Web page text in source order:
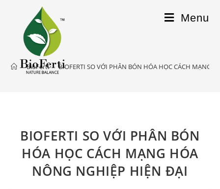
Menu
> BioFerti > BIOFERTI SO VỚI PHÂN BÓN HÓA HỌC CÁCH MẠNG
BIOFERTI SO VỚI PHÂN BÓN
HÓA HỌC CÁCH MẠNG HÓA
NÔNG NGHIỆP HIỆN ĐẠI